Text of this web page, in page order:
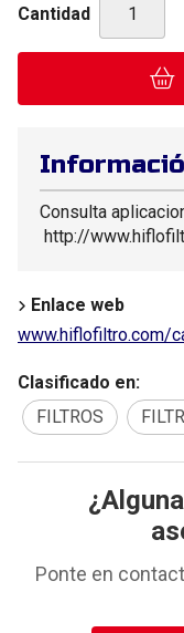
Cantidad
Consulta
http://
Enlace web
www.hiflofiltro.com/
Clasificado en:
FILTROS
Ponte en